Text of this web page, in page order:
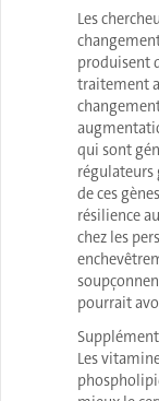
Les
produisent
traitement
qui sont
régulateurs
de ces
résilience
chez les
pourrait
Les